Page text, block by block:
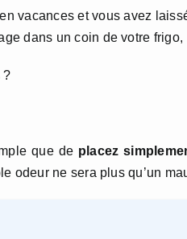
vacances et vous avez
dans un coin de votre frigo,
?
que de placez
odeur ne sera plus qu’un